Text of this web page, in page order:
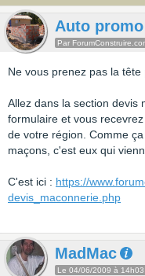
Auto promo
Par
Ne vous prenez pas la tête
Allez dans la section devis
formulaire et vous
de votre région. Comme
maçons, c'est eux qui
C'est ici : https://
devis_maconnerie.php
MadMac
Le 04/06/2009 à 14h03